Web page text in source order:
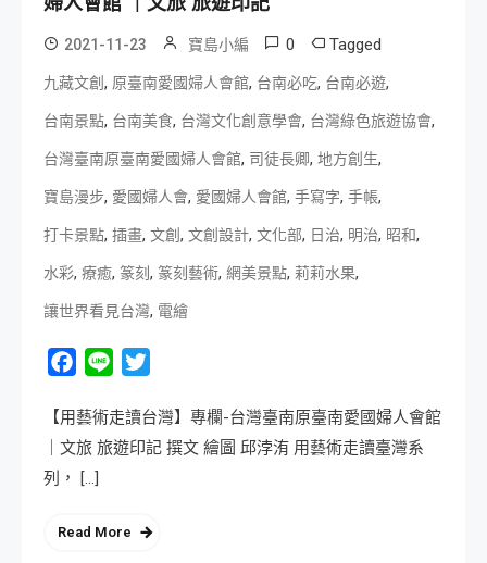
2021-11-23 寶島小編 0 Tagged
九藏文創 , 原臺南愛國婦人會館, 台南必吃, 台南必遊,
台南景點, 台南美食, 台灣文化創意學會, 台灣綠色旅遊協會,
台灣臺南原臺南愛國婦人會館, 司徒長卿, 地方創生,
寶島漫步, 愛國婦人會, 愛國婦人會館, 手寫字, 手帳,
打卡景點, 插畫, 文創 , 文創設計, 文化部, 日治, 明治, 昭和,
水彩, 療癒, 篆刻, 篆刻藝術, 網美景點, 莉莉水果,
讓世界看見台灣, 電繪
Facebook
Line
【用藝術走讀台灣】專欄-台灣臺南原臺南愛國婦人會館
｜文旅 旅遊印記 撰文 繪圖 邱浡洧 用藝術走讀臺灣系
列， […]
Read More